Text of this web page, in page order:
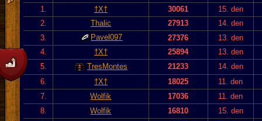
1.
†X† 30061
15. den
2.
Thalic 27913
14. den
3.
Pavel097 27376
13. den
4.
†X† 25894
13. den
5.
TresMontes 21233
14. den
6.
†X† 18025
11. den
7.
Wolfik 17036
11. den
8.
Wolfik 16810
15. den